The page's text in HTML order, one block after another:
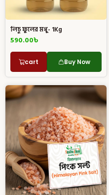
লিচু ফুলের মধু- 1Kg
590.00৳
cart Buy Now